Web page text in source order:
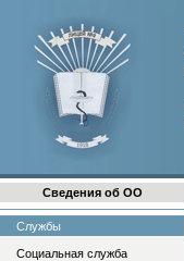
Сведения об ОО
Службы
Социальная служба